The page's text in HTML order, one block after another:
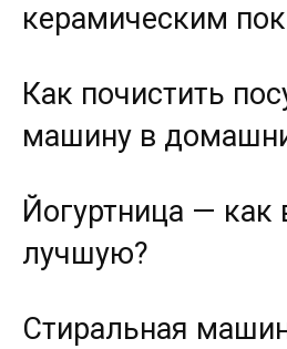
керамическим
Как почистить
машину в
Йогуртница — как
лучшую?
Стиральная